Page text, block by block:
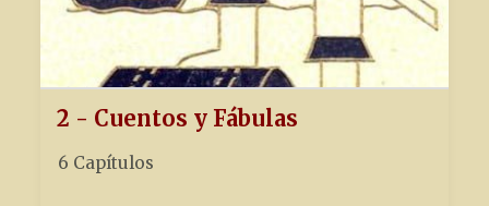
2 - Cuentos y Fábulas
6 Capítulos